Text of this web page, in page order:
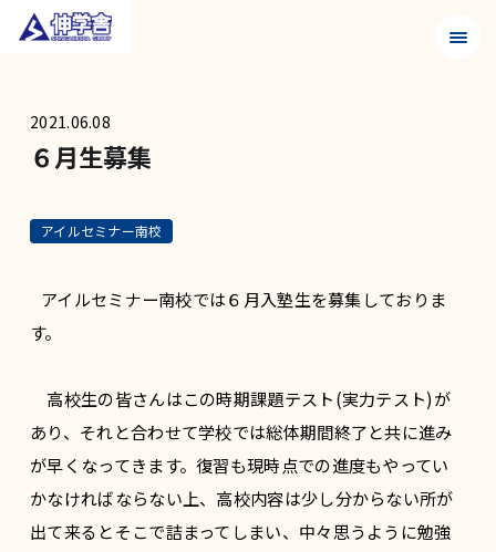
メニ
2021.06.08
６月生募集
アイルセミナー南校
アイルセミナー南校では６月入塾生を募集しておりま
す。
高校生の皆さんはこの時期課題テスト(実力テスト)が
あり、それと合わせて学校では総体期間終了と共に進み
が早くなってきます。復習も現時点での進度もやってい
かなければならない上、高校内容は少し分からない所が
出て来るとそこで詰まってしまい、中々思うように勉強